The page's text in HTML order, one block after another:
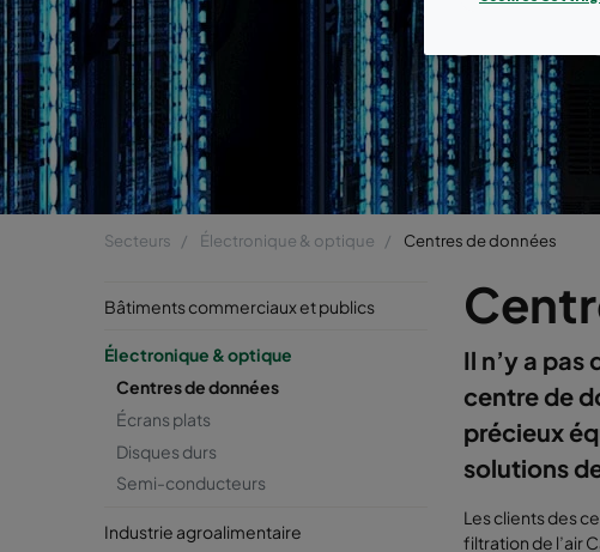
Secteurs Électronique & optique Centres de données
Bâtiments commerciaux et publics
Électronique & optique
Centres de données
Écrans plats
Disques durs
Semi-conducteurs
Industrie agroalimentaire
Il n’y a pas
centre de
précieux
solutions
Les clients des
filtration de l’air